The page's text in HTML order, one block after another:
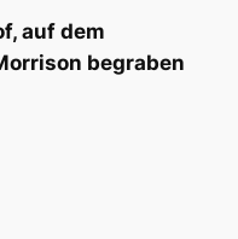
auf dem
begraben